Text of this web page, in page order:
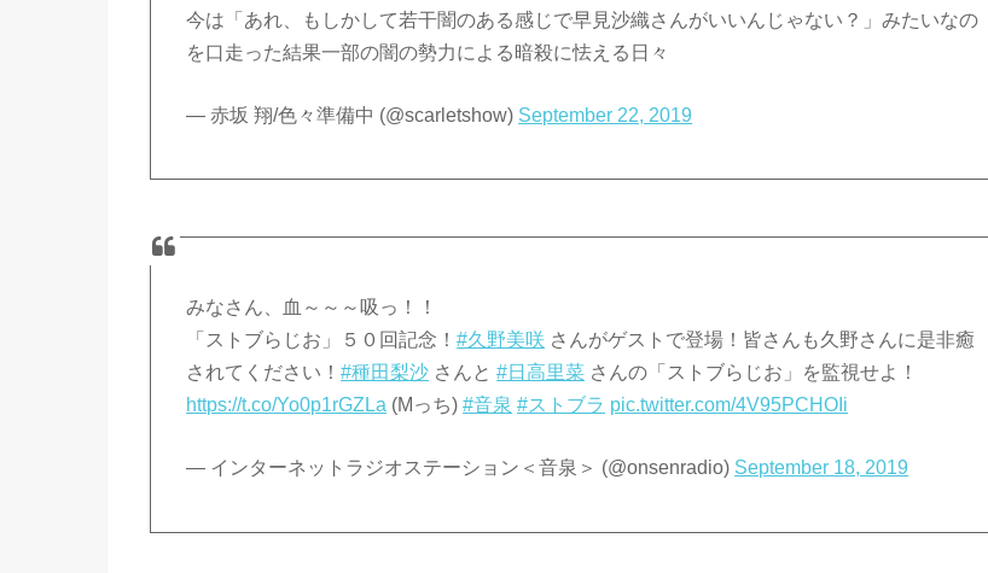
今は「あれ、もしかして若干闇のある感じで早見沙織さんがいいんじゃない？」みたいなの
を口走った結果一部の闇の勢力による暗殺に怯える日々
— 赤坂 翔/色々準備中 (@scarletshow) September 22, 2019
みなさん、血～～～吸っ！！
「ストブらじお」５０回記念！#久野美咲 さんがゲストで登場！皆さんも久野さんに是非癒
されてください！#種田梨沙 さんと#日高里菜 さんの「ストブらじお」を監視せよ！
https://t.co/Yo0p1rGZLa (Mっち)#音泉 #ストブラ pic.twitter.com/4V95PCHOIi
— インターネットラジオステーション＜音泉＞ (@onsenradio) September 18, 2019